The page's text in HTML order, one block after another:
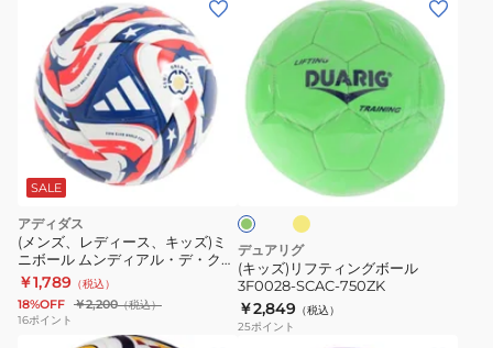
ン
ン
ボ
ー
ル
3
ゴ
FIFA
ー
ド
カ
ッ
プ
ー
フ
レ
ブ
ダ
ペ
ス
SALE
アディダス
(メンズ、レディース、キッズ)ミ
ニボール ムンディアル・デ・クル
ーベス FIFA25 ADFM110
￥1,789 （税込）
18%OFF ￥2,200（税込）
16ポイント
ズ)
リ
テ
グ
ボ
ー
ル
3F0028-
フ
ラ
ッ
ュ
グ
リ
ー
ン
ラ
イ
エ
ロ
ー
デュアリグ
(キッズ)リフティングボール
3F0028-SCAC-750ZK
￥2,849 （税込）
25ポイント